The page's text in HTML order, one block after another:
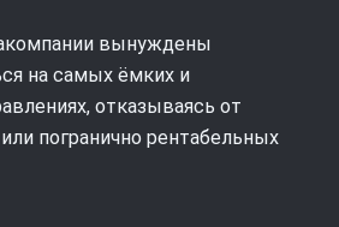
вынуждены
на самых ёмких и
отказываясь от
погранично рентабельных